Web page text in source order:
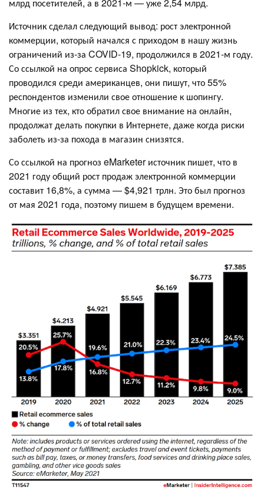
Источник сделал следующий вывод: рост электронной
коммерции, который начался с приходом в нашу жизнь
ограничений из-за COVID-19, продолжился в 2021-м году.
Со ссылкой на опрос сервиса Shopkick, который
проводился среди американцев, они пишут, что 55%
респондентов изменили свое отношение к шопингу.
Многие из тех, кто обратил свое внимание на онлайн,
продолжат делать покупки в Интернете, даже когда риски
заболеть из-за похода в магазин снизятся.
Со ссылкой на прогноз eMarketer источник пишет, что в
2021 году общий рост продаж электронной коммерции
составит 16,8%, а сумма — $4,921 трлн. Это был прогноз
от мая 2021 года, поэтому пишем в будущем времени.